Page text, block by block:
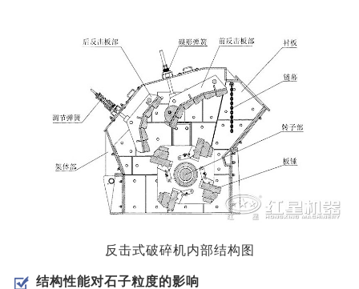
反击式破碎机内部结构图
结构性能对石子粒度的影响